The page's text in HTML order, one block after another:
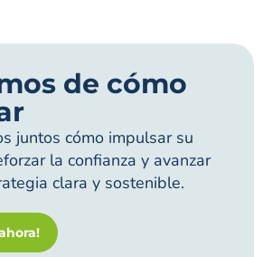
de cómo
juntos cómo impulsar su
la confianza y avanzar
clara y sostenible.